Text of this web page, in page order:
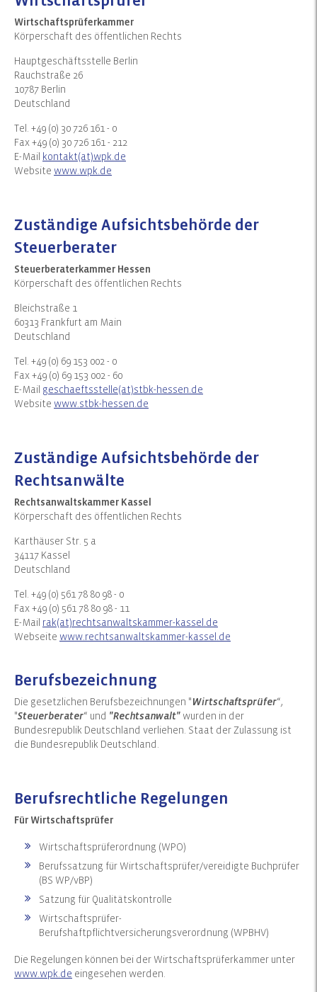
Wirtschaftsprüferkammer
Körperschaft des öffentlichen Rechts
Hauptgeschäftsstelle Berlin
Rauchstraße 26
10787 Berlin
Deutschland
Tel. +49 (0) 30 726 161 - 0
Fax +49 (0) 30 726 161 - 212
E-Mail kontakt(at)wpk.de
Website www.wpk.de
Zuständige Aufsichtsbehörde der
Steuerberater
Steuerberaterkammer Hessen
Körperschaft des öffentlichen Rechts
Bleichstraße 1
60313 Frankfurt am Main
Deutschland
Tel. +49 (0) 69 153 002 - 0
Fax +49 (0) 69 153 002 - 60
E-Mail geschaeftsstelle(at)stbk-hessen.de
Website www.stbk-hessen.de
Zuständige Aufsichtsbehörde der
Rechtsanwälte
Rechtsanwaltskammer Kassel
Körperschaft des öffentlichen Rechts
Karthäuser Str. 5 a
34117 Kassel
Deutschland
Tel. +49 (0) 561 78 80 98 - 0
Fax +49 (0) 561 78 80 98 - 11
E-Mail rak(at)rechtsanwaltskammer-kassel.de
Webseite www.rechtsanwaltskammer-kassel.de
Berufsbezeichnung
Die gesetzlichen Berufsbezeichnungen "Wirtschaftsprüfer“,
"Steuerberater“ und "Rechtsanwalt" wurden in der
Bundesrepublik Deutschland verliehen. Staat der Zulassung ist
die Bundesrepublik Deutschland.
Berufsrechtliche Regelungen
Für Wirtschaftsprüfer
Wirtschaftsprüferordnung (WPO)
Berufssatzung für Wirtschaftsprüfer/vereidigte Buchprüfer
(BS WP/vBP)
Satzung für Qualitätskontrolle
Wirtschaftsprüfer-
Berufshaftpflichtversicherungsverordnung (WPBHV)
Die Regelungen können bei der Wirtschaftsprüferkammer unter
www.wpk.de eingesehen werden.